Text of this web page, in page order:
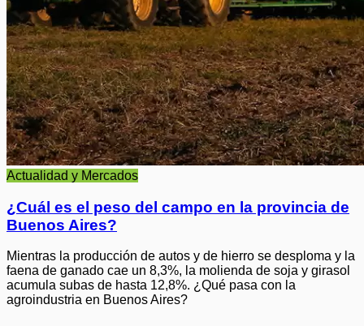
Actualidad y Mercados
¿Cuál es el peso del campo en la provincia de
Buenos Aires?
Mientras la producción de autos y de hierro se desploma y la
faena de ganado cae un 8,3%, la molienda de soja y girasol
acumula subas de hasta 12,8%. ¿Qué pasa con la
agroindustria en Buenos Aires?